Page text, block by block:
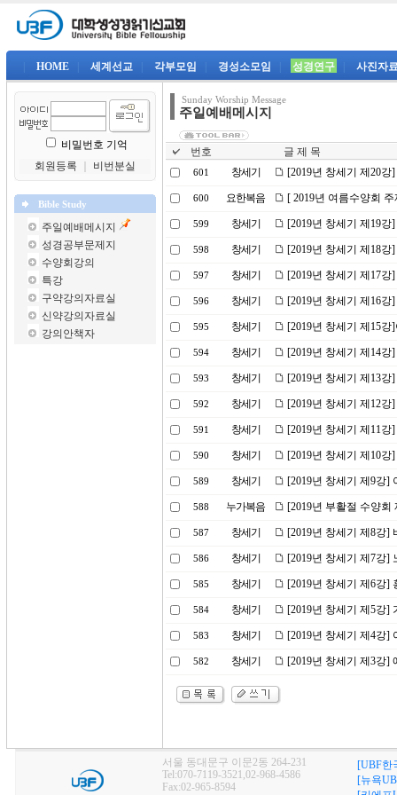
HOME 세계선교 각부모임 경성소모임 성경연구 사진자
비밀번호 기억
회원등록
비번분실
Bible Study
주일예배메시지
성경공부문제지
수양회강의
특강
구약강의자료실
신약강의자료실
강의안책자
Sunday Worship Message
주일예배메시지
번호 글 제 목
601 창세기 [2019년 창세기 제20
600 요한복음 [ 2019년 여름수양회
599 창세기 [2019년 창세기 제19강
598 창세기 [2019년 창세기 제18
597 창세기 [2019년 창세기 제17
596 창세기 [2019년 창세기 제16강
595 창세기 [2019년 창세기 제15
594 창세기 [2019년 창세기 제14
593 창세기 [2019년 창세기 제13
592 창세기 [2019년 창세기 제12
591 창세기 [2019년 창세기 제11
590 창세기 [2019년 창세기 제10
589 창세기 [2019년 창세기 제9강]
588 누가복음 [2019년 부활절 수양
587 창세기 [2019년 창세기 제8강]
586 창세기 [2019년 창세기 제7강]
585 창세기 [2019년 창세기 제6강]
584 창세기 [2019년 창세기 제5강]
583 창세기 [2019년 창세기 제4강]
582 창세기 [2019년 창세기 제3강]
서울 동대문구 이문2동 264-231
Tel:070-7119-3521,02-968-4586
Fax:02-965-8594
[UBF한
[뉴욕